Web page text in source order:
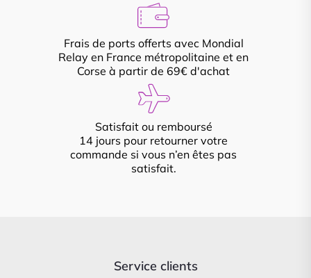
Frais de ports offerts avec Mondial
Relay en France métropolitaine et en
Corse à partir de 69€ d'achat
Satisfait ou remboursé
14 jours pour retourner votre
commande si vous n’en êtes pas
satisfait.
Service clients